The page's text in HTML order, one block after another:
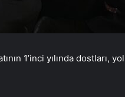
1’inci yılında dostları,